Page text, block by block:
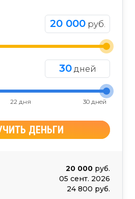
20 000 руб.
30 дней
22 дня 30 дней
ДЕНЬГИ
20 000 руб.
05 сент. 2026
24 800 руб.